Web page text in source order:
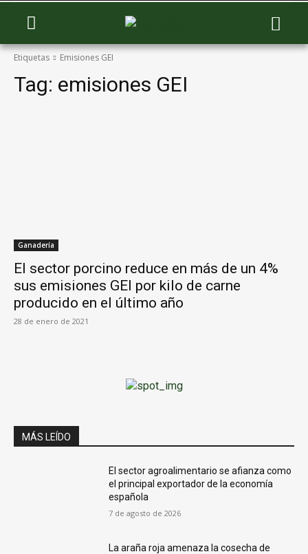
Etiquetas Emisiones GEI
Tag: emisiones GEI
Ganadería
El sector porcino reduce en más de un 4%
sus emisiones GEI por kilo de carne
producido en el último año
28 de enero de 2021
MÁS LEÍDO
El sector agroalimentario se afianza como
el principal exportador de la economía
española
7 de agosto de 2026
La araña roja amenaza la cosecha de